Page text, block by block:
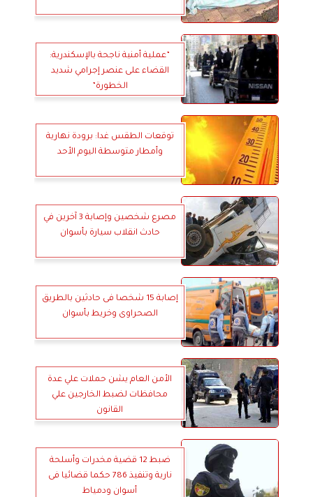
”عملية أمنية ناجحة بالإسكندرية:
القضاء على عنصر إجرامي شديد
الخطورة”
توقعات الطقس غدا: برودة نهارية
وأمطار متوسطة اليوم الأحد
مصرع شخصين وإصابة 3 آخرين في
حادث انقلاب سيارة بأسوان
إصابة 15 شخصا فى حادثين بالطريق
الصحراوى وخريط بأسوان
الأمن العام يشن حملات علي عدة
محافظات لضبط الخارجين علي
القانون
ضبط 12 قضية مخدرات وأسلحة
نارية وتنفيذ 786 حكما قضائيا فى
أسوان ودمياط